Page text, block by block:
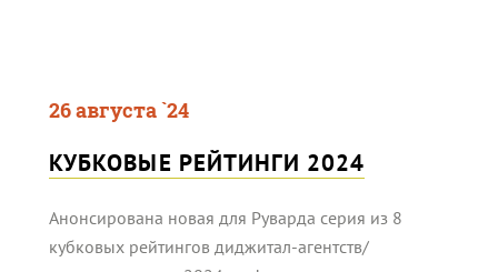
26 августа `24
КУБКОВЫЕ РЕЙТИНГИ 2024
Анонсирована новая для Руварда серия из 8
кубковых рейтингов диджитал-агентств/